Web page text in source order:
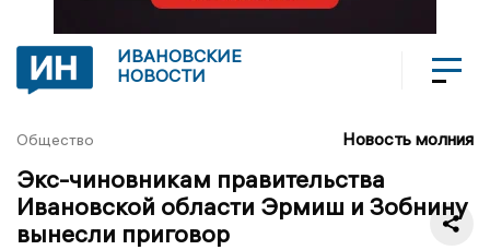
ИВАНОВСКИЕ
НОВОСТИ
Общество Новость молния
Экс-чиновникам правительства
Ивановской области Эрмиш и Зобнину
вынесли приговор